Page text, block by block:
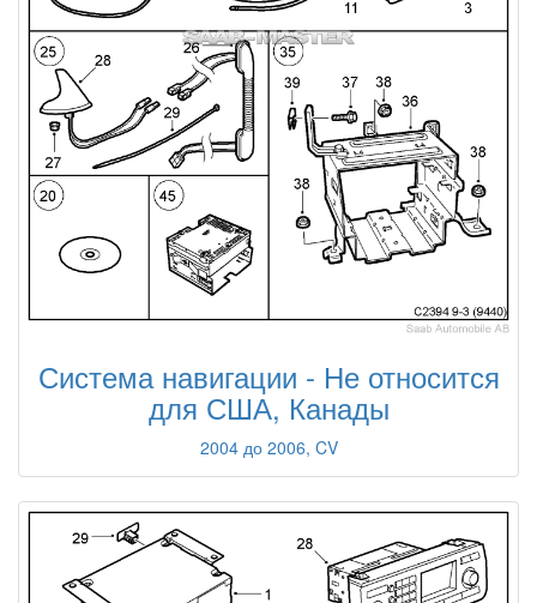
Система навигации - Не относится
для США, Канады
2004 до 2006, CV